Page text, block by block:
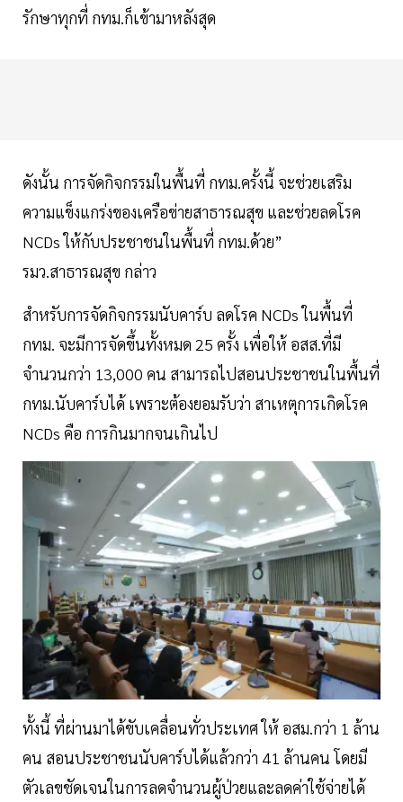
รักษาทุกที่ กทม.ก็เข้ามาหลังสุด
ดังนั้น การจัดกิจกรรมในพื้นที่ กทม.ครั้งนี้ จะช่วยเสริม
ความแข็งแกร่งของเครือข่ายสาธารณสุข และช่วยลดโรค
NCDs ให้กับประชาชนในพื้นที่ กทม.ด้วย”
รมว.สาธารณสุข กล่าว
สำหรับการจัดกิจกรรมนับคาร์บ ลดโรค NCDs ในพื้นที่
กทม. จะมีการจัดขึ้นทั้งหมด 25 ครั้ง เพื่อให้ อสส.ที่มี
จำนวนกว่า 13,000 คน สามารถไปสอนประชาชนในพื้นที่
กทม.นับคาร์บได้ เพราะต้องยอมรับว่า สาเหตุการเกิดโรค
NCDs คือ การกินมากจนเกินไป
ทั้งนี้ ที่ผ่านมาได้ขับเคลื่อนทั่วประเทศ ให้ อสม.กว่า 1 ล้าน
คน สอนประชาชนนับคาร์บได้แล้วกว่า 41 ล้านคน โดยมี
ตัวเลขชัดเจนในการลดจำนวนผู้ป่วยและลดค่าใช้จ่ายได้